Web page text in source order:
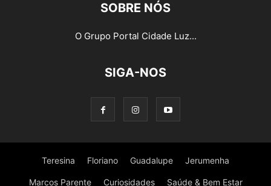
SOBRE NÓS
O Grupo Portal Cidade Luz...
SIGA-NOS
Teresina Floriano Guadalupe Jerumenha
Marcos Parente Curiosidades Saúde & Bem Estar